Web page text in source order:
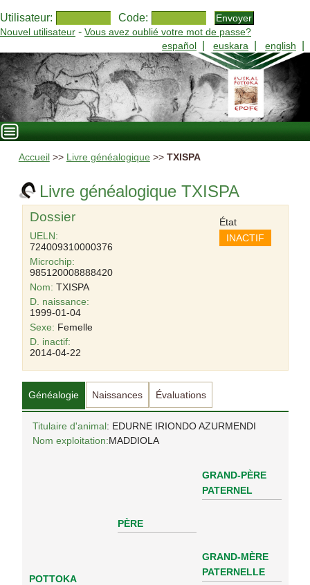
Utilisateur: Code:
Nouvel utilisateur - Vous avez oublié votre mot de passe?
español
euskara english
Accueil >> Livre généalogique >> TXISPA
Livre généalogique TXISPA
Dossier
UELN:
724009310000376
Microchip:
985120008888420
Nom: TXISPA
D. naissance:
1999-01-04
Sexe: Femelle
État
INACTIF
D. inactif:
2014-04-22
Généalogie Naissances Évaluations
Titulaire d'animal: EDURNE IRIONDO AZURMENDI
Nom exploitation:MADDIOLA
POTTOKA
PÈRE
GRAND-PÈRE
PATERNEL
GRAND-MÈRE
PATERNELLE